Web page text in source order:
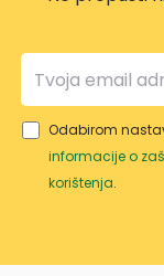
Odabirom
informacije o
korištenja.